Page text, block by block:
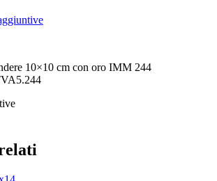
10×10 cm con oro IMM 244